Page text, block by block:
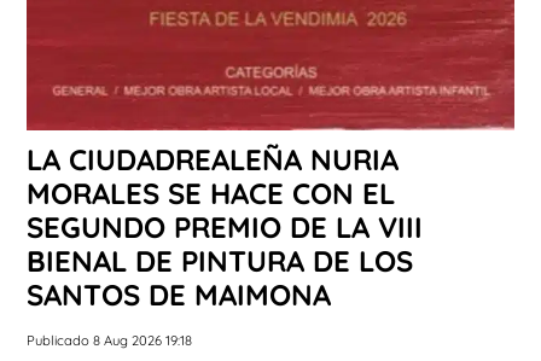
LA CIUDADREALEÑA NURIA
MORALES SE HACE CON EL
SEGUNDO PREMIO DE LA VIII
BIENAL DE PINTURA DE LOS
SANTOS DE MAIMONA
Publicado 8 Aug 2026 19:18